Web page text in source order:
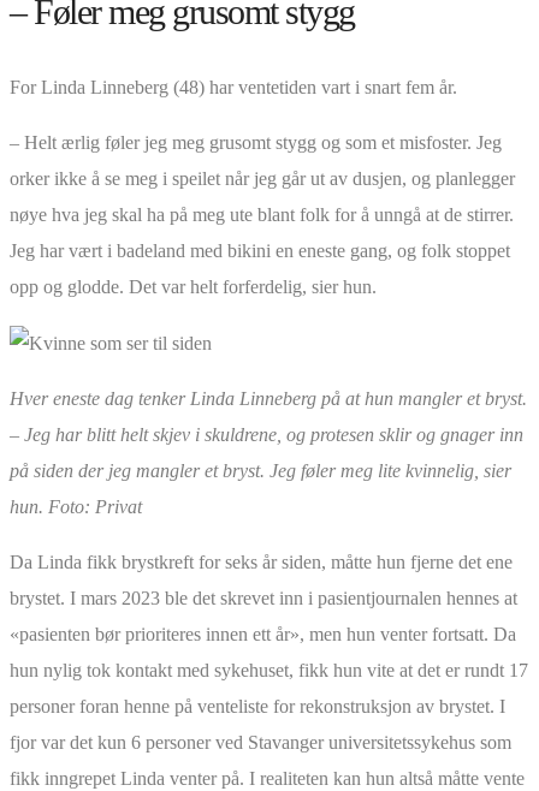
– Føler meg grusomt stygg
For Linda Linneberg (48) har ventetiden vart i snart fem år.
– Helt ærlig føler jeg meg grusomt stygg og som et misfoster. Jeg
orker ikke å se meg i speilet når jeg går ut av dusjen, og planlegger
nøye hva jeg skal ha på meg ute blant folk for å unngå at de stirrer.
Jeg har vært i badeland med bikini en eneste gang, og folk stoppet
opp og glodde. Det var helt forferdelig, sier hun.
Hver eneste dag tenker Linda Linneberg på at hun mangler et bryst.
– Jeg har blitt helt skjev i skuldrene, og protesen sklir og gnager inn
på siden der jeg mangler et bryst. Jeg føler meg lite kvinnelig, sier
hun. Foto: Privat
Da Linda fikk brystkreft for seks år siden, måtte hun fjerne det ene
brystet. I mars 2023 ble det skrevet inn i pasientjournalen hennes at
«pasienten bør prioriteres innen ett år», men hun venter fortsatt. Da
hun nylig tok kontakt med sykehuset, fikk hun vite at det er rundt 17
personer foran henne på venteliste for rekonstruksjon av brystet. I
fjor var det kun 6 personer ved Stavanger universitetssykehus som
fikk inngrepet Linda venter på. I realiteten kan hun altså måtte vente